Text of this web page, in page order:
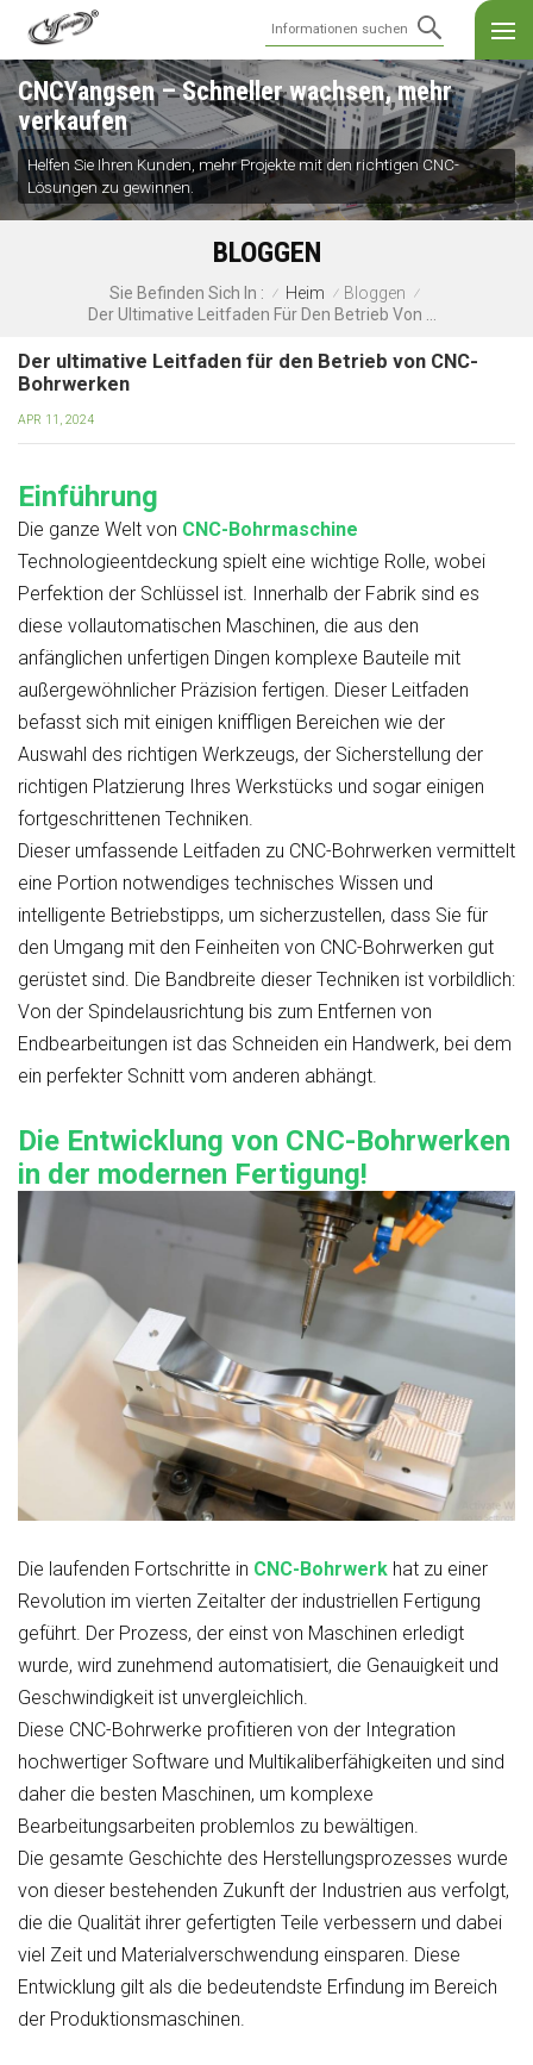
CNCYangsen – Schneller wachsen, mehr
verkaufen
Helfen Sie Ihren Kunden, mehr Projekte mit den richtigen CNC-
Lösungen zu gewinnen.
BLOGGEN
Sie Befinden Sich In : / Heim / Bloggen /
Der ultimative Leitfaden für den Betrieb von CNC-
Bohrwerken
APR 11, 2024
Einführung
Die ganze Welt von CNC-Bohrmaschine
Technologieentdeckung spielt eine wichtige Rolle, wobei
Perfektion der Schlüssel ist. Innerhalb der Fabrik sind es
diese vollautomatischen Maschinen, die aus den
anfänglichen unfertigen Dingen komplexe Bauteile mit
außergewöhnlicher Präzision fertigen. Dieser Leitfaden
befasst sich mit einigen kniffligen Bereichen wie der
Auswahl des richtigen Werkzeugs, der Sicherstellung der
richtigen Platzierung Ihres Werkstücks und sogar einigen
fortgeschrittenen Techniken.
Dieser umfassende Leitfaden zu CNC-Bohrwerken vermittelt
eine Portion notwendiges technisches Wissen und
intelligente Betriebstipps, um sicherzustellen, dass Sie für
den Umgang mit den Feinheiten von CNC-Bohrwerken gut
gerüstet sind. Die Bandbreite dieser Techniken ist vorbildlich:
Von der Spindelausrichtung bis zum Entfernen von
Endbearbeitungen ist das Schneiden ein Handwerk, bei dem
ein perfekter Schnitt vom anderen abhängt.
Die Entwicklung von CNC-Bohrwerken
in der modernen Fertigung!
Die laufenden Fortschritte in CNC-Bohrwerk hat zu einer
Revolution im vierten Zeitalter der industriellen Fertigung
geführt. Der Prozess, der einst von Maschinen erledigt
wurde, wird zunehmend automatisiert, die Genauigkeit und
Geschwindigkeit ist unvergleichlich.
Diese CNC-Bohrwerke profitieren von der Integration
hochwertiger Software und Multikaliberfähigkeiten und sind
daher die besten Maschinen, um komplexe
Bearbeitungsarbeiten problemlos zu bewältigen.
Die gesamte Geschichte des Herstellungsprozesses wurde
von dieser bestehenden Zukunft der Industrien aus verfolgt,
die die Qualität ihrer gefertigten Teile verbessern und dabei
viel Zeit und Materialverschwendung einsparen. Diese
Entwicklung gilt als die bedeutendste Erfindung im Bereich
der Produktionsmaschinen.